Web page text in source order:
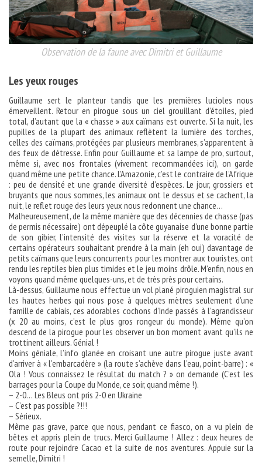
Observation de la faune avec Dimitri et Guillaume
Les yeux rouges
Guillaume sert le planteur tandis que les premières lucioles nous
émerveillent. Retour en pirogue sous un ciel grouillant d’étoiles, pied
total, d’autant que la « chasse » aux caïmans est ouverte. Si la nuit, les
pupilles de la plupart des animaux reflètent la lumière des torches,
celles des caïmans, protégées par plusieurs membranes, s’apparentent à
des feux de détresse. Enfin pour Guillaume et sa lampe de pro, surtout,
même si, avec nos frontales (vivement recommandées ici), on garde
quand même une petite chance. L’Amazonie, c’est le contraire de l’Afrique
: peu de densité et une grande diversité d’espèces. Le jour, grossiers et
bruyants que nous sommes, les animaux ont le dessus et se cachent, la
nuit, le reflet rouge des leurs yeux nous redonnent une chance…
Malheureusement, de la même manière que des décennies de chasse (pas
de permis nécessaire) ont dépeuplé la côte guyanaise d’une bonne partie
de son gibier, l’intensité des visites sur la réserve et la voracité de
certains opérateurs souhaitant prendre à la main (eh oui) davantage de
petits caïmans que leurs concurrents pour les montrer aux touristes, ont
rendu les reptiles bien plus timides et le jeu moins drôle. M’enfin, nous en
voyons quand même quelques-uns, et de très près pour certains.
Là-dessus, Guillaume nous effectue un vol plané piroguien magistral sur
les hautes herbes qui nous pose à quelques mètres seulement d’une
famille de cabiais, ces adorables cochons d’Inde passés à l’agrandisseur
(x 20 au moins, c’est le plus gros rongeur du monde). Même qu’on
descend de la pirogue pour les observer un bon moment avant qu’ils ne
trottinent ailleurs. Génial !
Moins géniale, l’info glanée en croisant une autre pirogue juste avant
d’arriver à « l’embarcadère » (la route s’achève dans l’eau, point-barre) : «
Ola ! Vous connaissez le résultat du match ? » on demande (C’est les
barrages pour la Coupe du Monde, ce soir, quand même !).
– 2-0… Les Bleus ont pris 2-0 en Ukraine
– C’est pas possible ?!!!
– Sérieux.
Même pas grave, parce que nous, pendant ce fiasco, on a vu plein de
bêtes et appris plein de trucs. Merci Guillaume ! Allez : deux heures de
route pour rejoindre Cacao et la suite de nos aventures. Appuie sur la
semelle, Dimitri !